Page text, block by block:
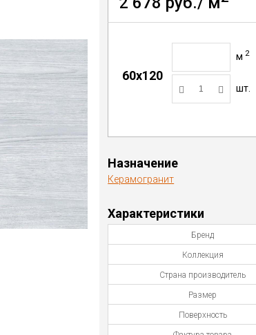
60x120
м 2
шт.
Назначение
Керамогранит
Характеристики
Бренд
Коллекция
Страна производитель
Размер
Поверхность